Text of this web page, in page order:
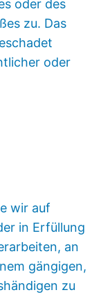
oder des
zu. Das
oder
wir auf
in Erfüllung
an
gängigen,
zu